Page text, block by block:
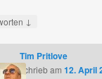
↓
Tim Pritlove
schriebam 12. April